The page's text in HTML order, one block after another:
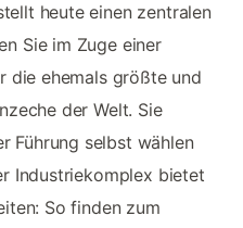
heute einen zentralen
Sie im Zuge einer
die ehemals größte und
der Welt. Sie
Führung selbst wählen
Industriekomplex bietet
So finden zum